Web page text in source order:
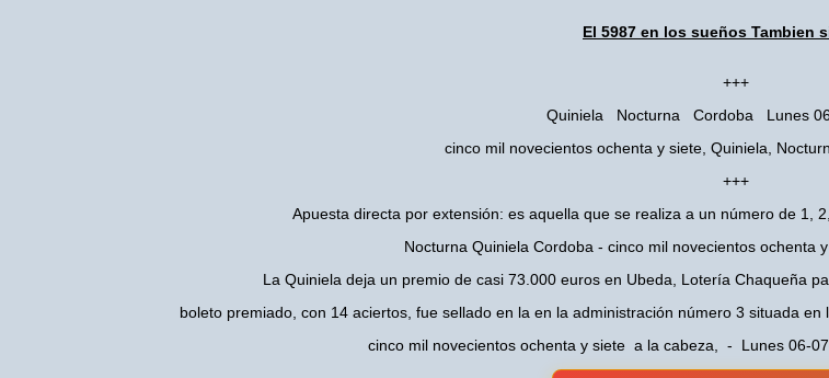
El 5987 en los sueños Tambien
+++
Quiniela Nocturna Cordoba Lunes
cinco mil novecientos ochenta y siete, Quiniela,
+++
Apuesta directa por extensión: es aquella que se realiza a un número de 1,
Nocturna Quiniela Cordoba - cinco mil novecientos ochenta
La Quiniela deja un premio de casi 73.000 euros en Ubeda, Lotería Chaqueña
boleto premiado, con 14 aciertos, fue sellado en la en la administración número 3 situada
cinco mil novecientos ochenta y siete a la cabeza, - Lunes